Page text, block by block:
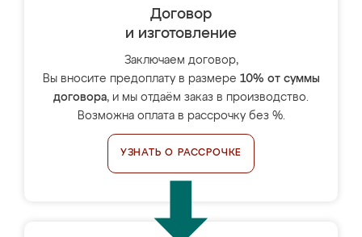
Договор
и изготовление
Заключаем договор,
Вы вносите предоплату в размере 10% от суммы
договора, и мы отдаём заказ в производство.
Возможна оплата в рассрочку без %.
УЗНАТЬ О РАССРОЧКЕ